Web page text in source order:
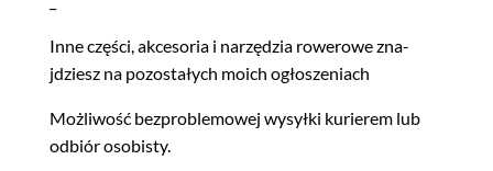
Inne częś­ci, akce­so­ria i narzędzia rowerowe zna­
jdziesz na pozostałych moich ogłoszeniach
Możli­wość bezprob­le­mowej wysył­ki kuri­erem lub
odbiór osobisty.